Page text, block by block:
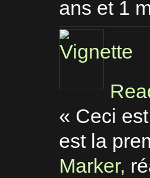
ans et 1
« Ceci
est la
Marker,